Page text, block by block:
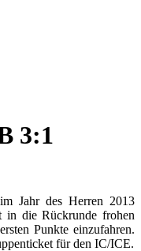
3:1
Jahr des Herren 2013
in die Rückrunde frohen
Punkte einzufahren.
für den IC/ICE.